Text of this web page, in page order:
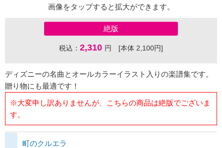
画像をタップすると拡大ができます。
絶版
税込： 2,310 円 [本体 2,100円]
ディズニーの名曲とオールカラーイラスト入りの楽譜集です。
贈り物にも最適です！
※大変申し訳ありませんが、こちらの商品は絶版でございま
す。
町のクルエラ